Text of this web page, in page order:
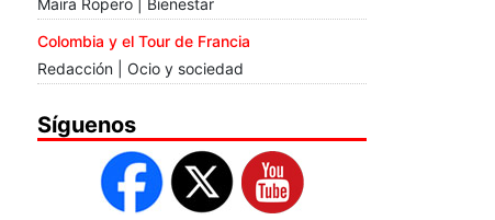
Colombia y el Tour de Francia
Redacción | Ocio y sociedad
Síguenos